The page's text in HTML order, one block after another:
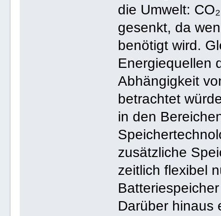
die Umwelt:
gesenkt, da
benötigt wird.
Energiequellen
Abhängigkeit
betrachtet
in den
zusätzliche
zeitlich flexibel
Darüber hinaus